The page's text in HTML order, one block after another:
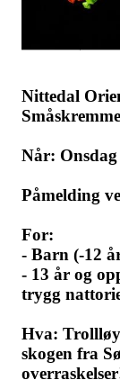
Nittedal
Når:
Påmelding
For:
- Barn (-12
- 13 år og
trygg
Hva:
skogen fra